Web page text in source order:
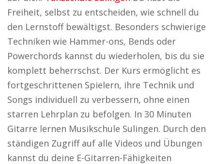
Freiheit, selbst zu entscheiden, wie schnell du
den Lernstoff bewältigst. Besonders schwierige
Techniken wie Hammer-ons, Bends oder
Powerchords kannst du wiederholen, bis du sie
komplett beherrschst. Der Kurs ermöglicht es
fortgeschrittenen Spielern, ihre Technik und
Songs individuell zu verbessern, ohne einen
starren Lehrplan zu befolgen. In 30 Minuten
Gitarre lernen Musikschule Sulingen. Durch den
ständigen Zugriff auf alle Videos und Übungen
kannst du deine E-Gitarren-Fähigkeiten